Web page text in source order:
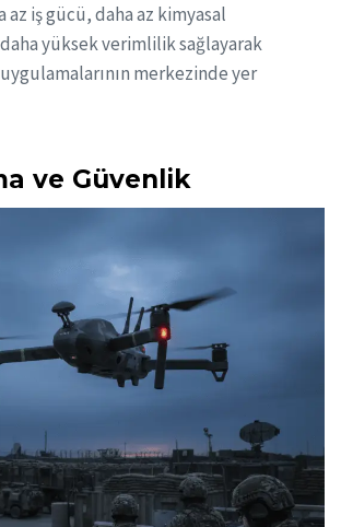
az iş gücü, daha az kimyasal
yüksek verimlilik sağlayarak
uygulamalarının merkezinde yer
ve Güvenlik